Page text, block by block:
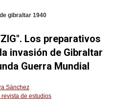
Los preparativos
invasión de Gibraltar
Guerra Mundial
Sánchez
de estudios